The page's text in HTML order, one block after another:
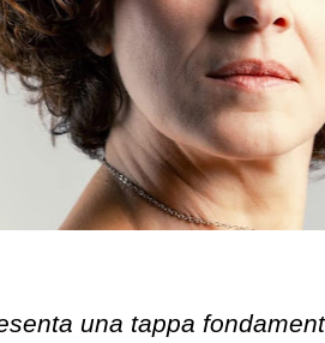
una tappa